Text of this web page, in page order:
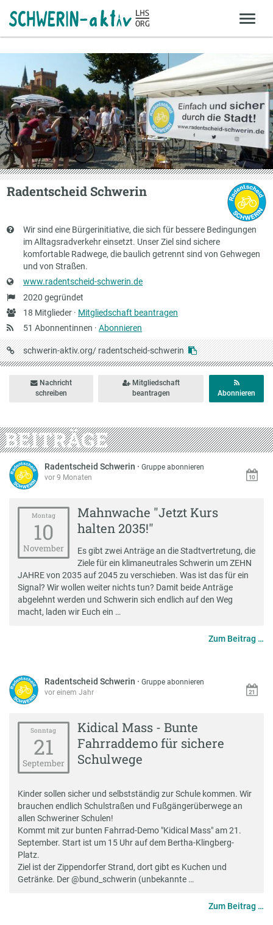
Radentscheid Schwerin
Kurzbeschreibung
Wir sind eine Bürgerinitiative, die sich für bessere Bedingungen
im Alltagsradverkehr einsetzt. Unser Ziel sind sichere
komfortable Radwege, die baulich getrennt sind von Gehwegen
und von Straßen.
Website
www.radentscheid-schwerin.de
Gründung
2020 gegründet
Anzahl
Mitglieder
18 Mitglieder · Mitgliedschaft beantragen
51 Abonnentinnen ·Abonnieren
URL
auf
aktiv
schwerin-aktiv.org/ radentscheid-schwerin
Nachricht
schreiben
Mitgliedschaft
beantragen
Abonnieren
BEITRÄGE
Radentscheid Schwerin ·Gruppe abonnieren
vor 9 Monaten
Montag
10
November
Mahnwache "Jetzt Kurs
halten 2035!"
Es gibt zwei Anträge an die Stadtvertretung, die
Ziele für ein klimaneutrales Schwerin um ZEHN
JAHRE von 2035 auf 2045 zu verschieben. Was ist das für ein
Signal? Wir wollen weiter nichts tun? Damit beide Anträge
abgelehnt werden und Schwerin sich endlich auf den Weg
macht, laden wir Euch ein …
Zum Beitrag …
Radentscheid Schwerin ·Gruppe abonnieren
vor einem Jahr
Sonntag
21
September
Kidical Mass - Bunte
Fahrraddemo für sichere
Schulwege
Kinder sollen sicher und selbstständig zur Schule kommen. Wir
brauchen endlich Schulstraßen und Fußgängerüberwege an
allen Schweriner Schulen!
Kommt mit zur bunten Fahrrad-Demo "Kidical Mass" am 21.
September. Start ist um 15 Uhr auf dem Bertha-Klingberg-
Platz.
Ziel ist der Zippendorfer Strand, dort gibt es Kuchen und
Getränke. Der@bund_schwerin (unbekannte …
Zum Beitrag …